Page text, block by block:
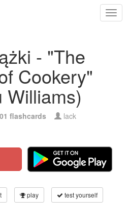
- "The
Cookery"
Williams)
flashcards lack
play test yourself